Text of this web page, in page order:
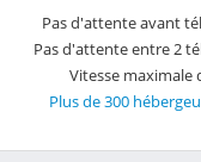
Pas d'attente avant
Pas d'attente entre 2
Vitesse maximale
Plus de 300